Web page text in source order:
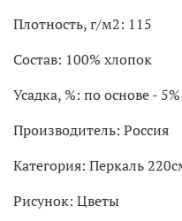
Плотность, г/м2: 115
Состав: 100% хлопок
Усадка, %: по основе -
Производитель: Россия
Категория: Перкаль
Рисунок: Цветы